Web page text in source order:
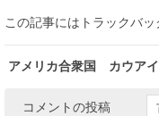
この記事にはトラックバッ
アメリカ合衆国 カウア
コメントの投稿